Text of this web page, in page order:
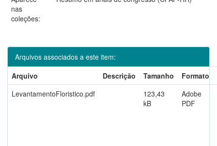
nas
coleções:
Arquivos associados a este item:
Arquivo
Descrição Tamanho
Formato
LevantamentoFloristico.pdf
123,43
kB
Adobe
PDF